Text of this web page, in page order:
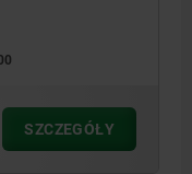
SZCZEGÓŁY